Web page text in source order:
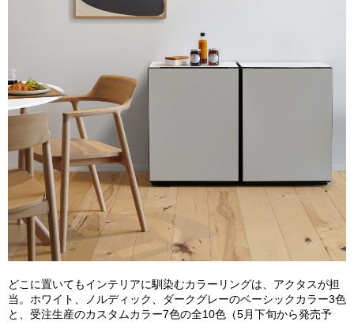
どこに置いてもインテリアに馴染むカラーリングは、アクタスが担
当。ホワイト、ノルディック、ダークグレーのベーシックカラー3色
と、受注生産のカスタムカラー7色の全10色（5月下旬から発売予